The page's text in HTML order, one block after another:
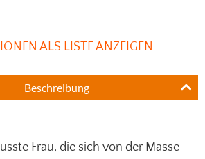
ALS LISTE ANZEIGEN
Beschreibung
Frau, die sich von der Masse